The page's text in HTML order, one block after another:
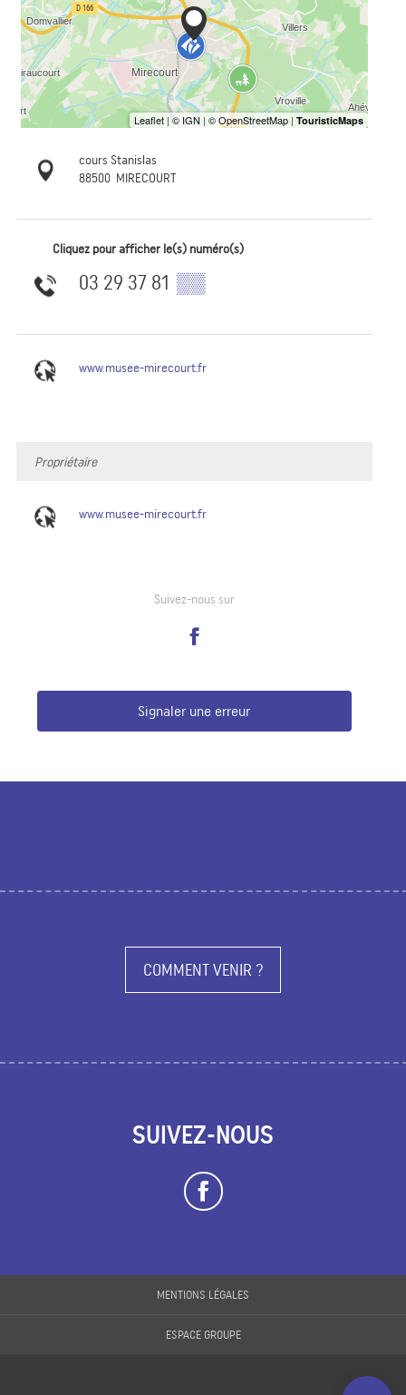
email
cours Stanislas
88500 MIRECOURT
Cliquez pour afficher le(s) numéro(s)
03 29 37 81 ▒▒
www.musee-mirecourt.fr
Propriétaire
www.musee-mirecourt.fr
Suivez-nous sur
Signaler une erreur
COMMENT VENIR ?
SUIVEZ-NOUS
MENTIONS LÉGALES
ESPACE GROUPE